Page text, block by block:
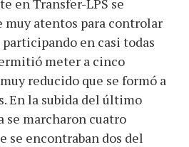
atentos para controlar
en casi todas
meter a cinco
reducido que se formó a
En la subida del último
se marcharon cuatro
se encontraban dos del